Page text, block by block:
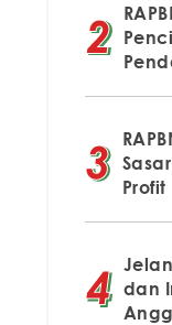
Profit
dan